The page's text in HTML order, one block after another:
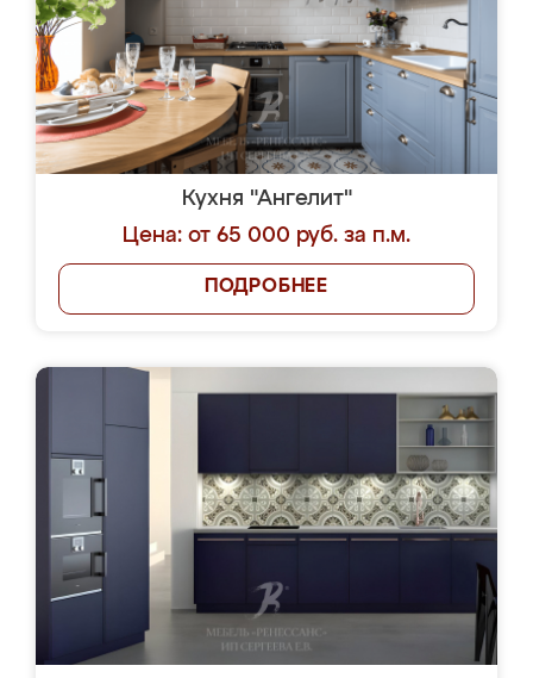
Кухня "Ангелит"
Цена: от 65 000 руб. за п.м.
ПОДРОБНЕЕ